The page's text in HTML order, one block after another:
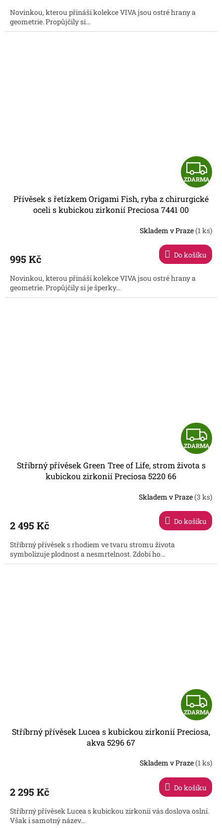
Novinkou, kterou přináší kolekce VIVA jsou ostré hrany a
geometrie. Propůjčily si...
Z
D
R
ZDARMA
Přívěsek s řetízkem Origami Fish, ryba z chirurgické
oceli s kubickou zirkonií Preciosa 7441 00
Skladem v Praze(1 ks)
995 Kč Do košíku
Novinkou, kterou přináší kolekce VIVA jsou ostré hrany a
geometrie. Propůjčily si je šperky...
Z
D
R
ZDARMA
Stříbrný přívěsek Green Tree of Life, strom života s
kubickou zirkonií Preciosa 5220 66
Skladem v Praze(3 ks)
2 495 Kč Do košíku
Stříbrný přívěsek s rhodiem ve tvaru stromu života
symbolizuje plodnost a nesmrtelnost. Zdobí ho...
Z
D
A
R
A
ZDARMA
Stříbrný přívěsek Lucea s kubickou zirkonií Preciosa,
akva 5296 67
Skladem v Praze(1 ks)
2 295 Kč Do košíku
Stříbrný přívěsek Lucea s kubickou zirkonií vás doslova oslní.
Však i samotný název...